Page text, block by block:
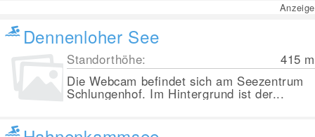
Anzeige
Dennenloher See
Standorthöhe: 415 m
Die Webcam befindet sich am Seezentrum
Schlungenhof. Im Hintergrund ist der...